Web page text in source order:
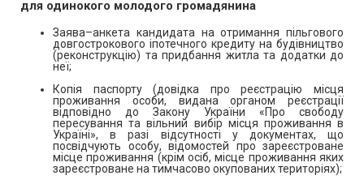
для одинокого молодого громадянина
Заява–анкета кандидата на отримання пільгового
довгострокового іпотечного кредиту на будівництво
(реконструкцію) та придбання житла та додатки до
неї;
Копія паспорту (довідка про реєстрацію місця
проживання особи, видана органом реєстрації
відповідно до Закону України «Про свободу
пересування та вільний вибір місця проживання в
Україні», в разі відсутності у документах, що
посвідчують особу, відомостей про зареєстроване
місце проживання (крім осіб, місце проживання яких
зареєстроване на тимчасово окупованих територіях);